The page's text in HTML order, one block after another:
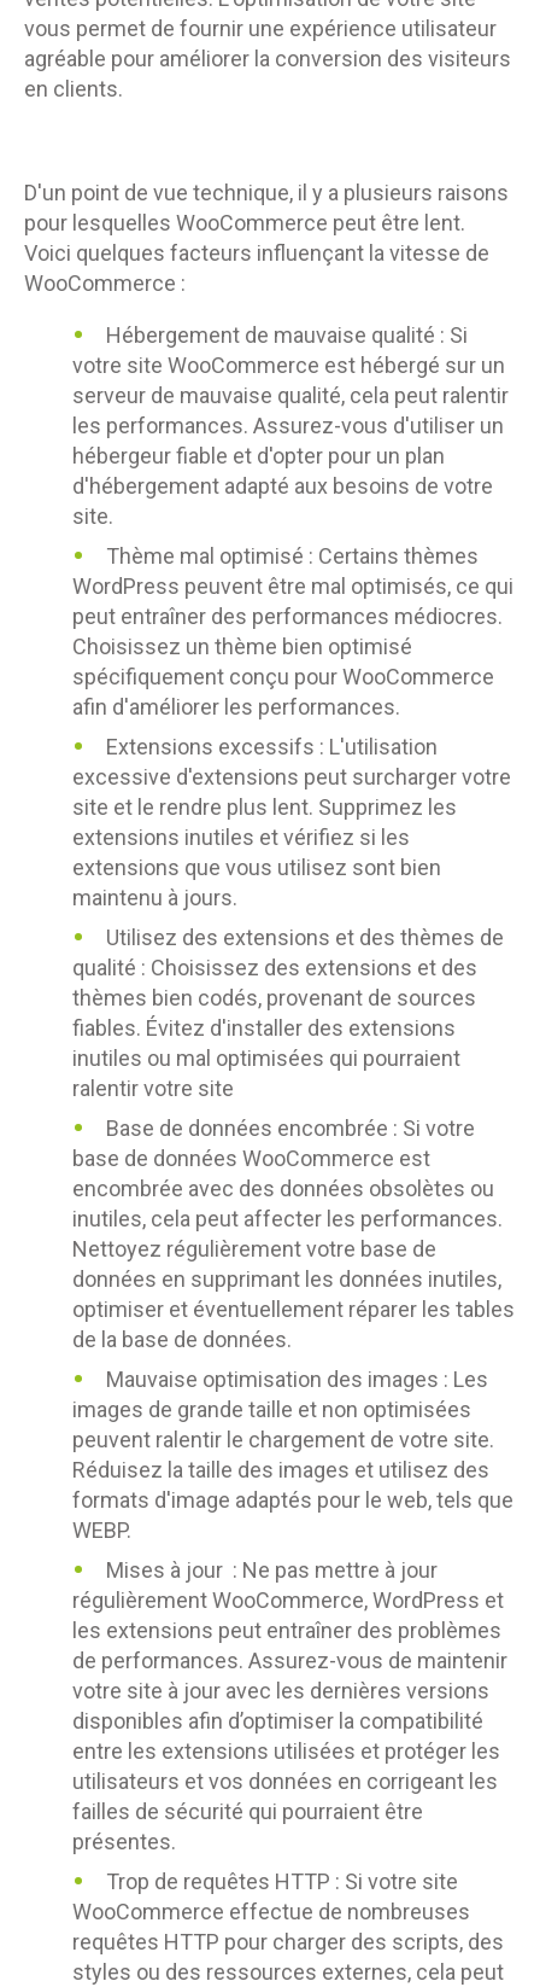
vous permet de fournir une expérience utilisateur
agréable pour améliorer la conversion des visiteurs
en clients.
D'un point de vue technique, il y a plusieurs raisons
pour lesquelles WooCommerce peut être lent.
Voici quelques facteurs influençant la vitesse de
WooCommerce :
Hébergement de mauvaise qualité : Si
votre site WooCommerce est hébergé sur un
serveur de mauvaise qualité, cela peut ralentir
les performances. Assurez-vous d'utiliser un
hébergeur fiable et d'opter pour un plan
d'hébergement adapté aux besoins de votre
site.
Thème mal optimisé : Certains thèmes
WordPress peuvent être mal optimisés, ce qui
peut entraîner des performances médiocres.
Choisissez un thème bien optimisé
spécifiquement conçu pour WooCommerce
afin d'améliorer les performances.
Extensions excessifs : L'utilisation
excessive d'extensions peut surcharger votre
site et le rendre plus lent. Supprimez les
extensions inutiles et vérifiez si les
extensions que vous utilisez sont bien
maintenu à jours.
Utilisez des extensions et des thèmes de
qualité : Choisissez des extensions et des
thèmes bien codés, provenant de sources
fiables. Évitez d'installer des extensions
inutiles ou mal optimisées qui pourraient
ralentir votre site
Base de données encombrée : Si votre
base de données WooCommerce est
encombrée avec des données obsolètes ou
inutiles, cela peut affecter les performances.
Nettoyez régulièrement votre base de
données en supprimant les données inutiles,
optimiser et éventuellement réparer les tables
de la base de données.
Mauvaise optimisation des images : Les
images de grande taille et non optimisées
peuvent ralentir le chargement de votre site.
Réduisez la taille des images et utilisez des
formats d'image adaptés pour le web, tels que
WEBP.
Mises à jour : Ne pas mettre à jour
régulièrement WooCommerce, WordPress et
les extensions peut entraîner des problèmes
de performances. Assurez-vous de maintenir
votre site à jour avec les dernières versions
disponibles afin d’optimiser la compatibilité
entre les extensions utilisées et protéger les
utilisateurs et vos données en corrigeant les
failles de sécurité qui pourraient être
présentes.
Trop de requêtes HTTP : Si votre site
WooCommerce effectue de nombreuses
requêtes HTTP pour charger des scripts, des
styles ou des ressources externes, cela peut